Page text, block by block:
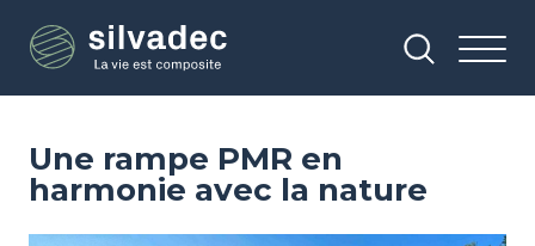
contenu
Une rampe PMR en
harmonie avec la nature